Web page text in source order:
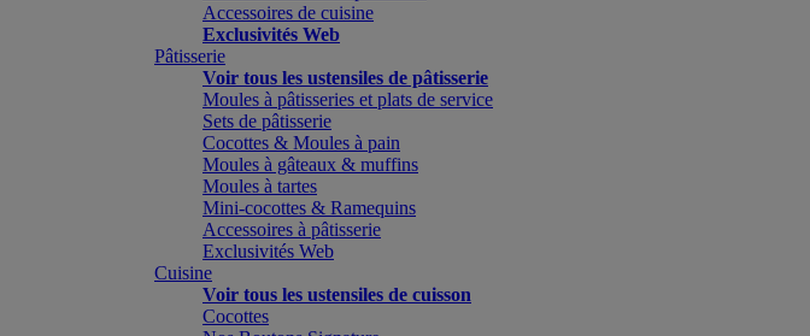
Accessoires de cuisine
Exclusivités Web
Pâtisserie
Voir tous les ustensiles de pâtisserie
Moules à pâtisseries et plats de service
Sets de pâtisserie
Cocottes & Moules à pain
Moules à gâteaux & muffins
Moules à tartes
Mini-cocottes & Ramequins
Accessoires à pâtisserie
Exclusivités Web
Cuisine
Voir tous les ustensiles de cuisson
Cocottes